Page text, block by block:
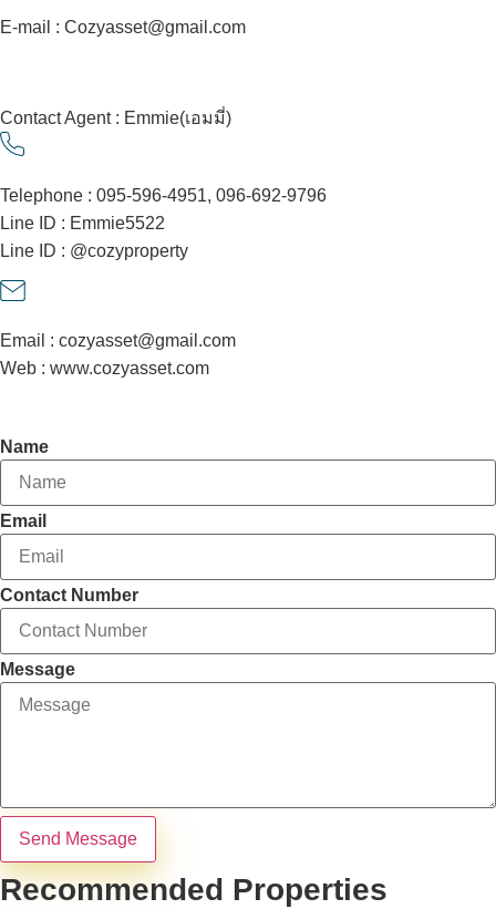
E-mail : Cozyasset@gmail.com
Contact Agent : Emmie(เอมมี่)
Telephone : 095-596-4951, 096-692-9796
Line ID : Emmie5522
Line ID : @cozyproperty
Email : cozyasset@gmail.com
Web : www.cozyasset.com
Name
Email
Contact Number
Message
Send Message
Recommended Properties